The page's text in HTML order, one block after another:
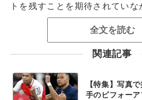
トを残すことを期待されていな
全文を読む
関連記事
【特集】写真
手のビフォー